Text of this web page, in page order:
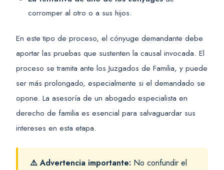
corromper al otro o a sus hijos.
En este tipo de proceso, el cónyuge demandante debe
aportar las pruebas que sustenten la causal invocada. El
proceso se tramita ante los Juzgados de Familia, y puede
ser más prolongado, especialmente si el demandado se
opone. La asesoría de un abogado especialista en
derecho de familia es esencial para salvaguardar sus
intereses en esta etapa.
⚠️ Advertencia importante: No confundir el